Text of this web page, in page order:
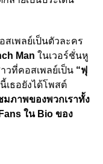
เพลย์เป็นตัวละคร
Man ในเวอร์ชั่นหู
วที่คอสเพลย์เป็น“ฟุ
เธอยังได้โพสต์
ภาพของพวกเราทั้ง
ใน Bio ของ